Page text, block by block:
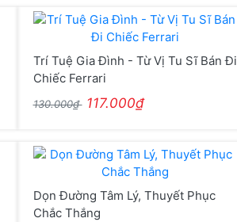
Trí Tuệ Gia Đình - Từ Vị Tu Sĩ Bán Đi
Chiếc Ferrari
130.000₫ 117.000₫
Dọn Đường Tâm Lý, Thuyết Phục
Chắc Thắng